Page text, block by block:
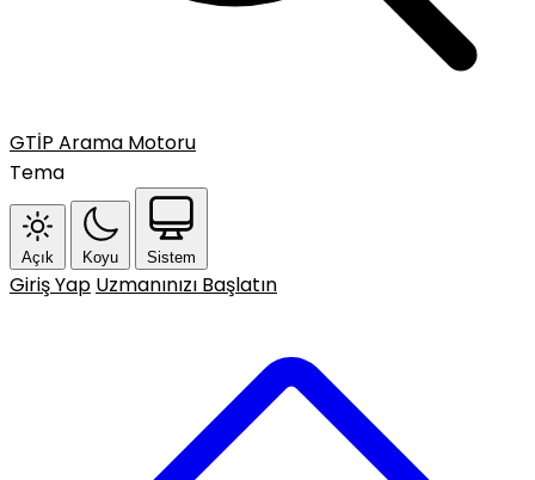
GTİP Arama Motoru
Tema
Açık Koyu Sistem
Giriş Yap Uzmanınızı Başlatın